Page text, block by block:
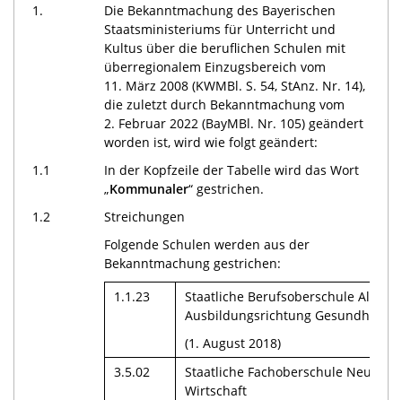
1.
Die Bekanntmachung des Bayerischen
Staatsministeriums für Unterricht und
Kultus über die beruflichen Schulen mit
überregionalem Einzugsbereich vom
11. März 2008 (KWMBl. S. 54, StAnz. Nr. 14),
die zuletzt durch Bekanntmachung vom
2. Februar 2022 (BayMBl. Nr. 105) geändert
worden ist, wird wie folgt geändert:
1.1
In der Kopfzeile der Tabelle wird das Wort
„Kommunaler“ gestrichen.
1.2
Streichungen
Folgende Schulen werden aus der
Bekanntmachung gestrichen:
1.1.23
Staatliche Berufsoberschule
Ausbildungsrichtung Gesundheit
(1. August 2018)
3.5.02
Staatliche Fachoberschule
Wirtschaft